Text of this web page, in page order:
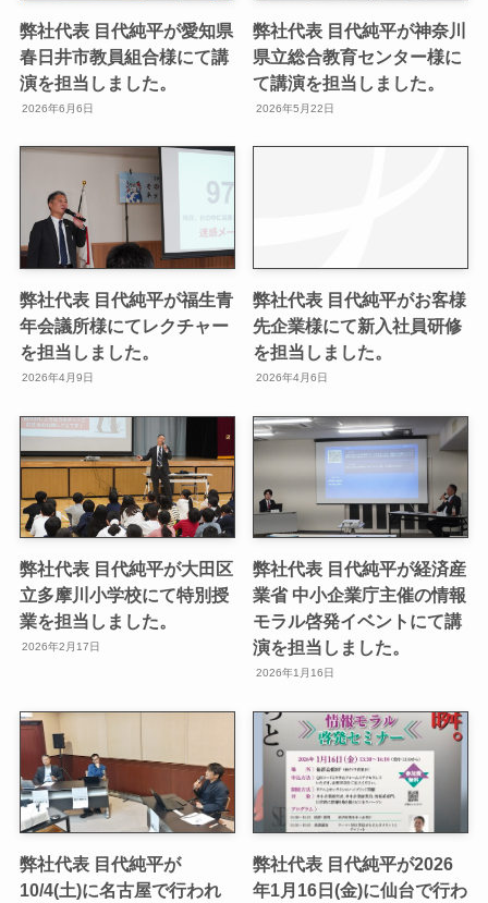
弊社代表 目代純平が愛知県
春日井市教員組合様にて講
演を担当しました。
2026年6月6日
弊社代表 目代純平が神奈川
県立総合教育センター様に
て講演を担当しました。
2026年5月22日
弊社代表 目代純平が福生青
年会議所様にてレクチャー
を担当しました。
2026年4月9日
弊社代表 目代純平がお客様
先企業様にて新入社員研修
を担当しました。
2026年4月6日
弊社代表 目代純平が大田区
立多摩川小学校にて特別授
業を担当しました。
2026年2月17日
弊社代表 目代純平が経済産
業省 中小企業庁主催の情報
モラル啓発イベントにて講
演を担当しました。
2026年1月16日
弊社代表 目代純平が
10/4(土)に名古屋で行われ
弊社代表 目代純平が2026
年1月16日(金)に仙台で行わ